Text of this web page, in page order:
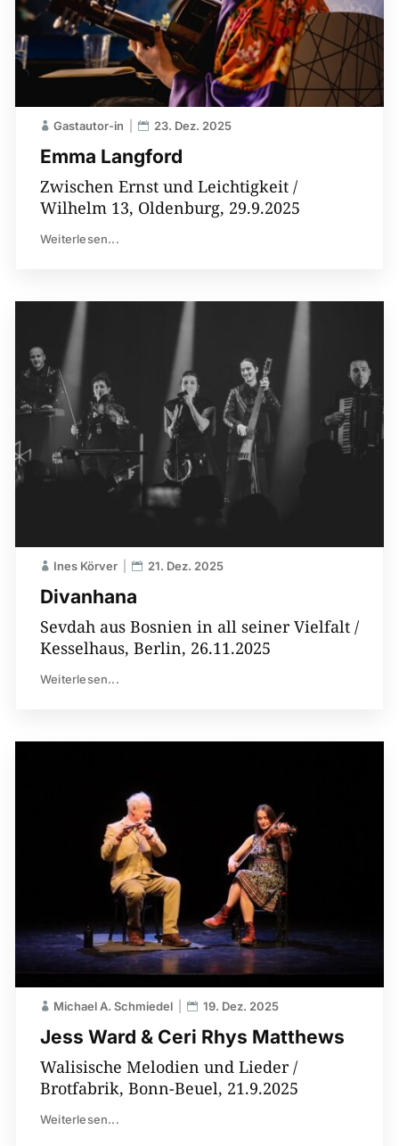
Emma Langford
Gastautor-in 23. Dez. 2025
Zwischen Ernst und Leichtigkeit /
Wilhelm 13, Oldenburg, 29.9.2025
Weiterlesen...
Divanhana
Ines Körver 21. Dez. 2025
Sevdah aus Bosnien in all seiner Vielfalt /
Kesselhaus, Berlin, 26.11.2025
Weiterlesen...
Jess Ward & Ceri Rhys Matthews
Michael A. Schmiedel 19. Dez. 2025
Walisische Melodien und Lieder /
Brotfabrik, Bonn-Beuel, 21.9.2025
Weiterlesen...